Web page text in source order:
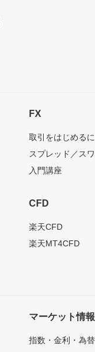
FX
取引をはじめる
スプレッド／ス
入門講座
CFD
楽天CFD
楽天MT4CFD
マーケット情報
指数・金利・為替